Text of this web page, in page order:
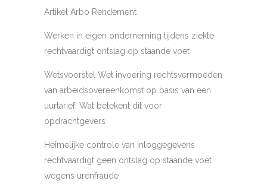
Artikel Arbo Rendement
Werken in eigen onderneming tijdens ziekte
rechtvaardigt ontslag op staande voet
Wetsvoorstel Wet invoering rechtsvermoeden
van arbeidsovereenkomst op basis van een
uurtarief: Wat betekent dit voor
opdrachtgevers
Heimelijke controle van inloggegevens
rechtvaardigt geen ontslag op staande voet
wegens urenfraude